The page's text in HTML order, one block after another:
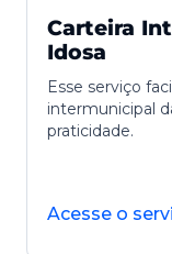
Carteira
Idosa
Esse serviço
intermunicipal
praticidade.
Acesse o